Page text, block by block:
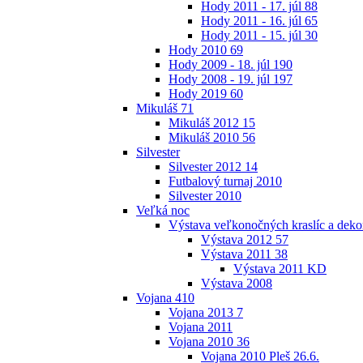
Hody 2011 - 17. júl 88
Hody 2011 - 16. júl 65
Hody 2011 - 15. júl 30
Hody 2010 69
Hody 2009 - 18. júl 190
Hody 2008 - 19. júl 197
Hody 2019 60
Mikuláš 71
Mikuláš 2012 15
Mikuláš 2010 56
Silvester
Silvester 2012 14
Futbalový turnaj 2010
Silvester 2010
Veľká noc
Výstava veľkonočných kraslíc a
Výstava 2012 57
Výstava 2011 38
Výstava 2011 KD
Výstava 2008
Vojana 410
Vojana 2013 7
Vojana 2011
Vojana 2010 36
Vojana 2010 Pleš 26.6.